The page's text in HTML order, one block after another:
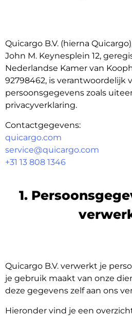
Quicargo B.V. (hierna
John M. Keynesplein 12,
Nederlandse Kamer van
92798462, is verantwoordelijk
persoonsgegevens zoals
privacyverklaring.
Contactgegevens:
quicargo.com
service@quicargo.com
+31 13 808 1346
1.
Quicargo B.V. verwerkt je
je gebruik maakt van onze
deze gegevens zelf aan ons
Hieronder vind je een